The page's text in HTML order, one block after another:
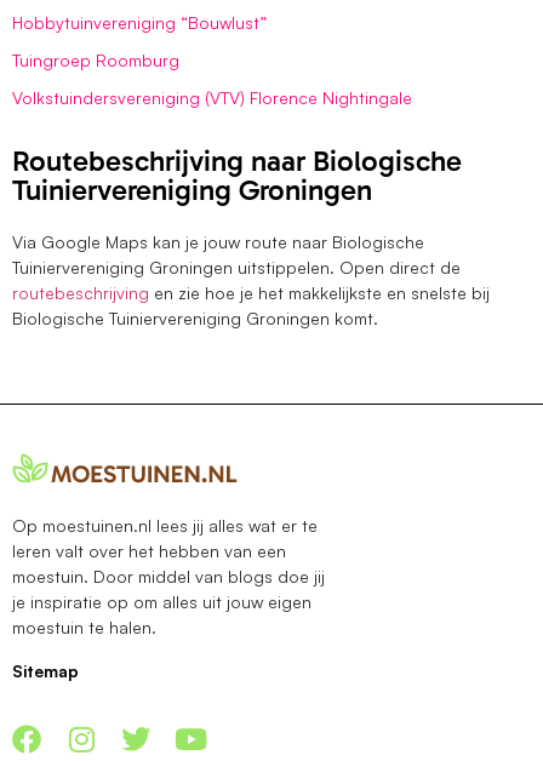
Hobbytuinvereniging “Bouwlust”
Tuingroep Roomburg
Volkstuindersvereniging (VTV) Florence Nightingale
Routebeschrijving naar Biologische
Tuiniervereniging Groningen
Via Google Maps kan je jouw route naar Biologische
Tuiniervereniging Groningen uitstippelen. Open direct de
routebeschrijving en zie hoe je het makkelijkste en snelste bij
Biologische Tuiniervereniging Groningen komt.
Op moestuinen.nl lees jij alles wat er te
leren valt over het hebben van een
moestuin. Door middel van blogs doe jij
je inspiratie op om alles uit jouw eigen
moestuin te halen.
Sitemap